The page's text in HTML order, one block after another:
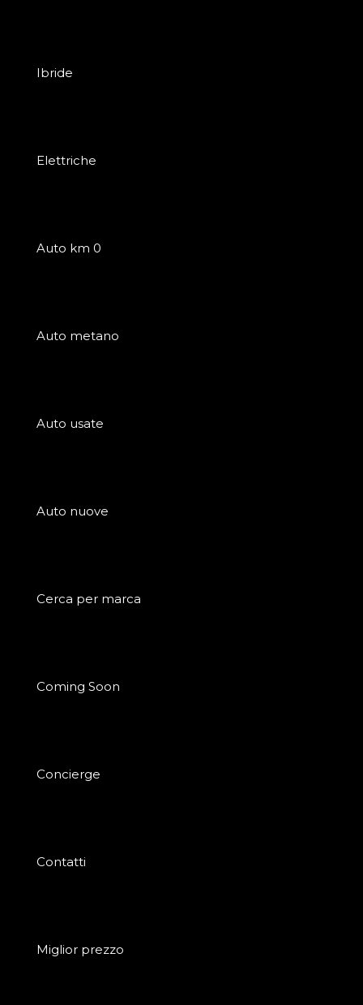
Ibride
Elettriche
Auto km 0
Auto metano
Auto usate
Auto nuove
Cerca per marca
Coming Soon
Concierge
Contatti
Miglior prezzo